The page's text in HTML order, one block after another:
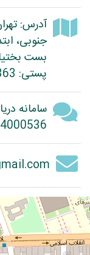
آدرس:
جنوبی،
پستی: 1314614363
سامانه